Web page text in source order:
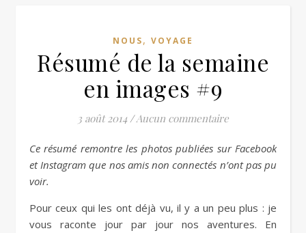
NOUS, VOYAGE
Résumé de la semaine
en images #9
3 août 2014 /Aucun commentaire
Ce résumé remontre les photos publiées sur Facebook
et Instagram que nos amis non connectés n’ont pas pu
voir.
Pour ceux qui les ont déjà vu, il y a un peu plus : je
vous raconte jour par jour nos aventures. En